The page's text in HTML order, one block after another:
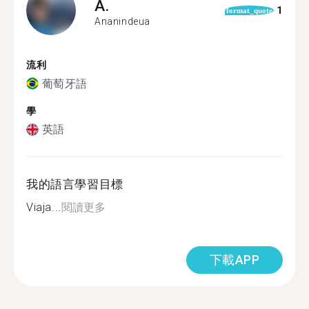
A.
Ananindeua
format_quote 1
流利
葡萄牙語
學
英語
我的語言學習目標
Viaja...閱讀更多
下載APP